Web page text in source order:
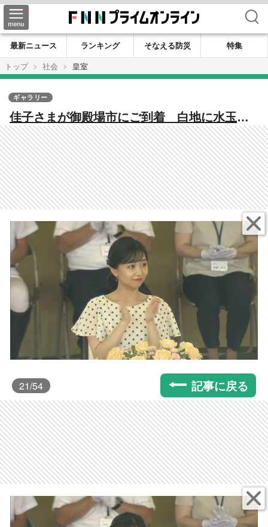
検索
最新ニュース ランキング そなえる防災
特集
トップ
社会 皇室
佳子さまが御殿場市にご到着 白地に水玉模
様のワンピース…腰には紺色の大きなリボ
ン 全日本高等学校馬術競技大会の開会式へ
ギャラリー
21/54 記事に戻る